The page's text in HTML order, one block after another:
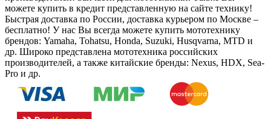
можете купить в кредит представленную на сайте технику!
Быстрая доставка по России, доставка курьером по Москве –
бесплатно! У нас Вы всегда можете купить мототехнику
брендов: Yamaha, Tohatsu, Honda, Suzuki, Husqvarna, MTD и
др. Широко представлена мототехника российских
производителей, а также китайские бренды: Nexus, HDX, Sea-
Pro и др.